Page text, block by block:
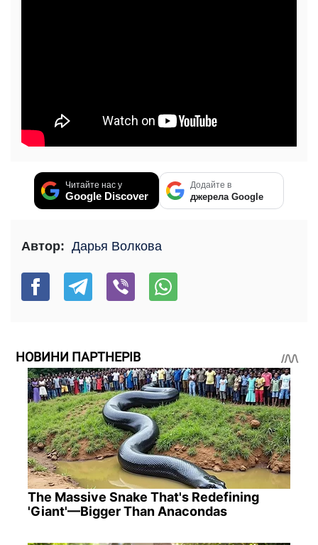
Читайте нас у
Google Discover
Додайте в
джерела Google
Автор: Дарья Волкова
НОВИНИ ПАРТНЕРІВ
The Massive Snake That's Redefining
'Giant'—Bigger Than Anacondas